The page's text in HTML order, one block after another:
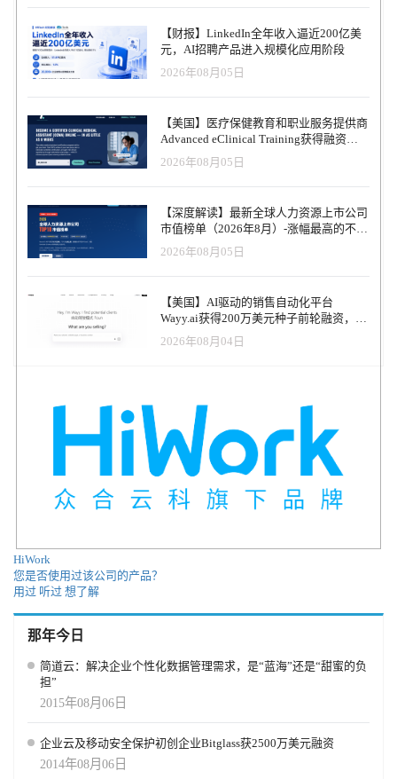
【财报】LinkedIn全年收入逼近200亿美
元，AI招聘产品进入规模化应用阶段
2026年08月05日
【美国】医疗保健教育和职业服务提供商
Advanced eClinical Training获得融资，
以加速医疗卫生人才队伍建设
2026年08月05日
【深度解读】最新全球人力资源上市公司
市值榜单（2026年8月）-涨幅最高的不是
AI软件，而是传统人力服务商
2026年08月05日
【美国】AI驱动的销售自动化平台
Wayy.ai获得200万美元种子前轮融资，并
推出可代为销售的AI联合创始人
2026年08月04日
HiWork
您是否使用过该公司的产品？
用过 听过 想了解
那年今日
简道云：解决企业个性化数据管理需求，是“蓝海”还是“甜蜜的负
担”
2015年08月06日
企业云及移动安全保护初创企业Bitglass获2500万美元融资
2014年08月06日